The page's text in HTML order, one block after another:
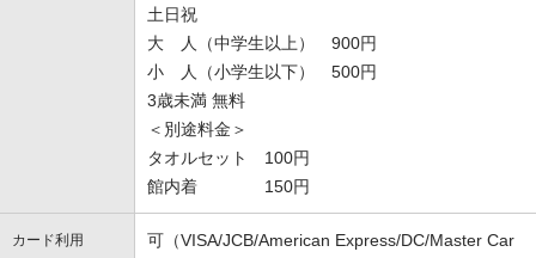
土日祝
大 人（中学生以上） 900円
小 人（小学生以下） 500円
3歳未満 無料
＜別途料金＞
タオルセット 100円
館内着 150円
カード利用
可（VISA/JCB/American Express/DC/Master Car